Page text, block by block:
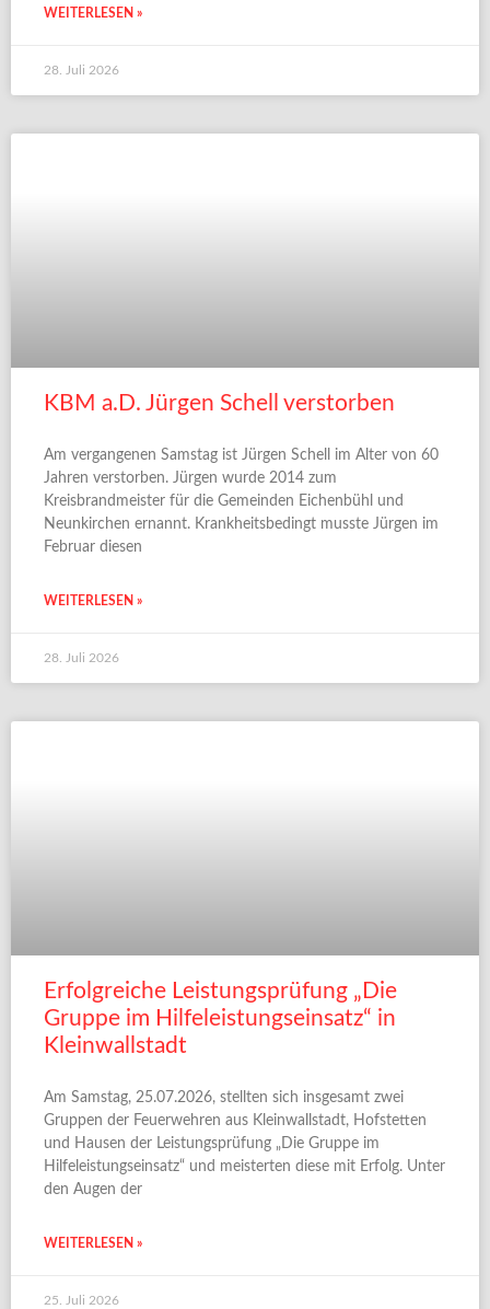
WEITERLESEN »
28. Juli 2026
KBM a.D. Jürgen Schell verstorben
Am vergangenen Samstag ist Jürgen Schell im Alter von 60
Jahren verstorben. Jürgen wurde 2014 zum
Kreisbrandmeister für die Gemeinden Eichenbühl und
Neunkirchen ernannt. Krankheitsbedingt musste Jürgen im
Februar diesen
WEITERLESEN »
28. Juli 2026
Erfolgreiche Leistungsprüfung „Die
Gruppe im Hilfeleistungseinsatz“ in
Kleinwallstadt
Am Samstag, 25.07.2026, stellten sich insgesamt zwei
Gruppen der Feuerwehren aus Kleinwallstadt, Hofstetten
und Hausen der Leistungsprüfung „Die Gruppe im
Hilfeleistungseinsatz“ und meisterten diese mit Erfolg. Unter
den Augen der
WEITERLESEN »
25. Juli 2026